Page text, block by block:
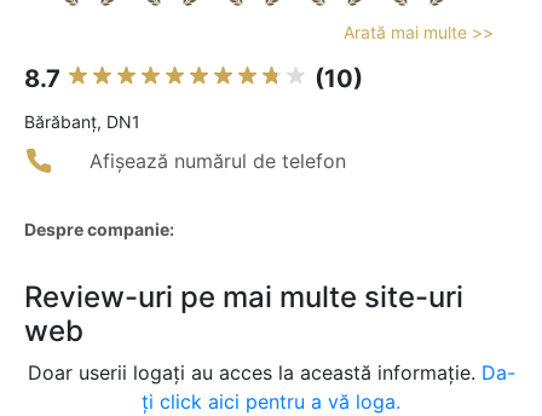
Arată mai multe >>
8.7 (10)
Bărăbanţ, DN1
Afișează numărul de telefon
Despre companie:
Review-uri pe mai multe site-uri
web
Doar userii logați au acces la această informație. Da-
ți click aici pentru a vă loga.